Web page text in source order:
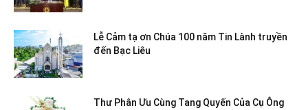
Lễ Cảm tạ ơn Chúa 100 năm Tin Lành truyền
đến Bạc Liêu
Thư Phân Ưu Cùng Tang Quyến Của Cụ Ông